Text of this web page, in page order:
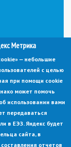
Метрика
— небольшие
с целью
при помощи cookie
может помочь
использовании вами
передаваться
в ЕЭЗ. Яндекс будет
сайта, в
отчетов